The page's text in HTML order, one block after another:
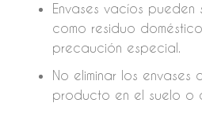
Envases vacíos
como residuo
precaución especial.
No eliminar los envases
producto en el suelo o